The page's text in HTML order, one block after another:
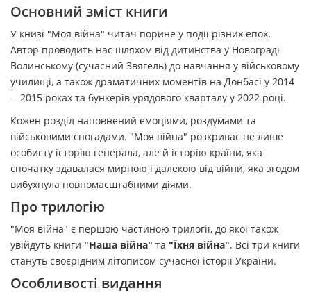
Основний зміст книги
У книзі "Моя війна" читач порине у події різних епох.
Автор проводить нас шляхом від дитинства у Новограді-
Волинському (сучасний Звягель) до навчання у військовому
училищі, а також драматичних моментів на Донбасі у 2014
—2015 роках та бункерів урядового кварталу у 2022 році.
Кожен розділ наповнений емоціями, роздумами та
військовими спогадами. "Моя війна" розкриває не лише
особисту історію генерала, але й історію країни, яка
спочатку здавалася мирною і далекою від війни, яка згодом
вибухнула повномасштабними діями.
Про трилогію
"Моя війна" є першою частиною трилогії, до якої також
увійдуть книги "Наша війна" та "Їхня війна". Всі три книги
стануть своєрідним літописом сучасної історії України.
Особливості видання